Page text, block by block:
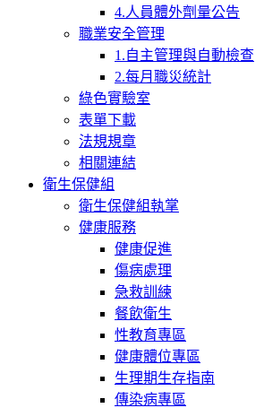
4.人員體外劑量公告
職業安全管理
1.自主管理與自動檢查
2.每月職災統計
綠色實驗室
表單下載
法規規章
相關連結
衛生保健組
衛生保健組執掌
健康服務
健康促進
傷病處理
急救訓練
餐飲衛生
性教育專區
健康體位專區
生理期生存指南
傳染病專區